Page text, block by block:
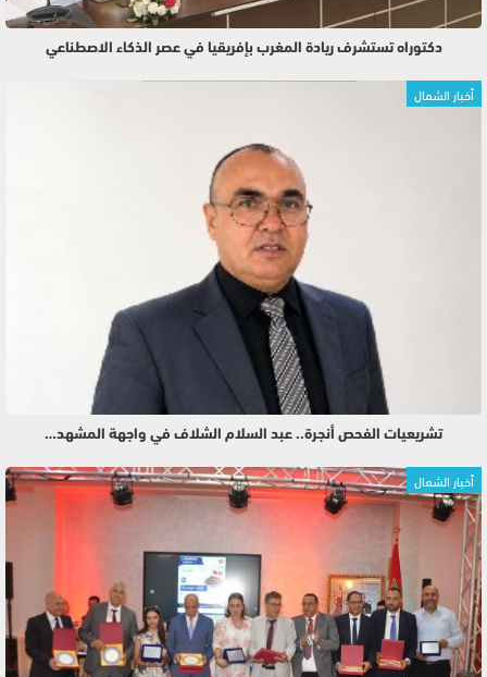
دكتوراه تستشرف ريادة المغرب بإفريقيا في عصر الذكاء الاصطناعي
أخبار الشمال
تشريعيات الفحص أنجرة.. عبد السلام الشلاف في واجهة المشهد…
أخبار الشمال